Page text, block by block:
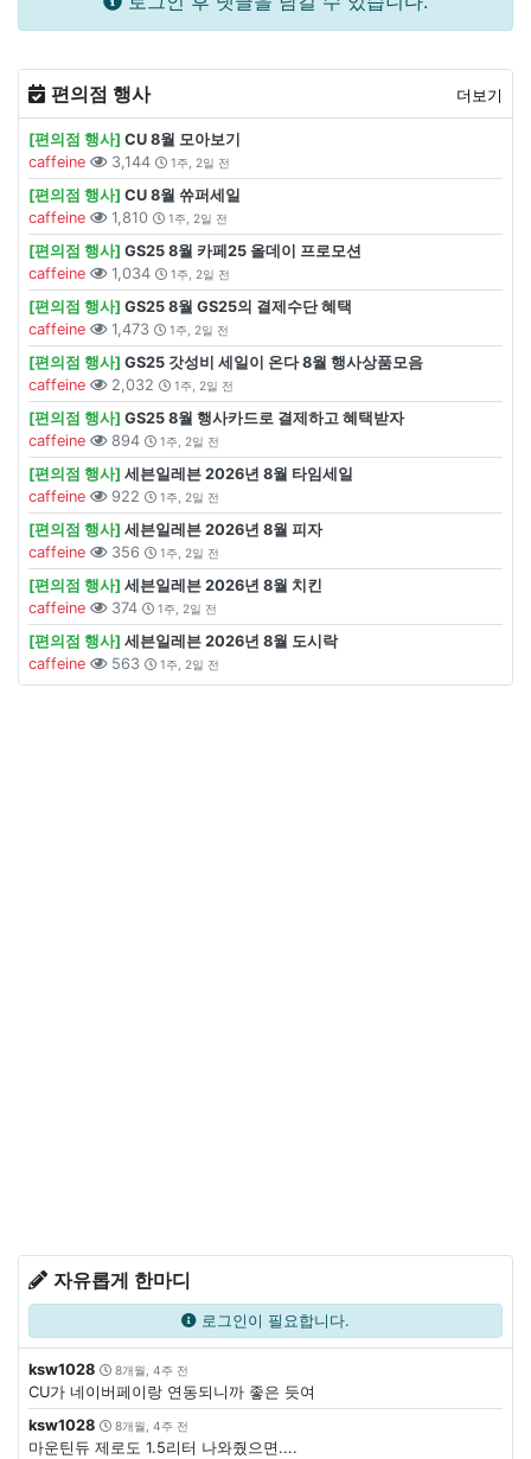
편의점 행사 더보기
[편의점 행사] CU 8월 모아보기
caffeine
3,144 1주, 2일 전
[편의점 행사] CU 8월 쓔퍼세일
caffeine
1,810 1주, 2일 전
[편의점 행사] GS25 8월 카페25 올데이 프로모션
caffeine
1,034 1주, 2일 전
[편의점 행사] GS25 8월 GS25의 결제수단 혜택
caffeine
1,473 1주, 2일 전
[편의점 행사] GS25 갓성비 세일이 온다 8월 행사상품모음
caffeine
2,032 1주, 2일 전
[편의점 행사] GS25 8월 행사카드로 결제하고 혜택받자
caffeine
894 1주, 2일 전
[편의점 행사] 세븐일레븐 2026년 8월 타임세일
caffeine
922 1주, 2일 전
[편의점 행사] 세븐일레븐 2026년 8월 피자
caffeine
356 1주, 2일 전
[편의점 행사] 세븐일레븐 2026년 8월 치킨
caffeine
374 1주, 2일 전
[편의점 행사] 세븐일레븐 2026년 8월 도시락
caffeine
563 1주, 2일 전
자유롭게 한마디
로그인이 필요합니다.
ksw1028 8개월, 4주 전
CU가 네이버페이랑 연동되니까 좋은 듯여
ksw1028
8개월, 4주 전
마운틴듀 제로도 1.5리터 나와줬으면....